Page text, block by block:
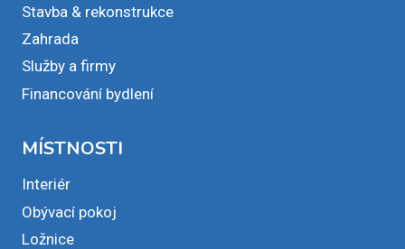
Stavba & rekonstrukce
Zahrada
Služby a firmy
Financování bydlení
MÍSTNOSTI
Interiér
Obývací pokoj
Ložnice